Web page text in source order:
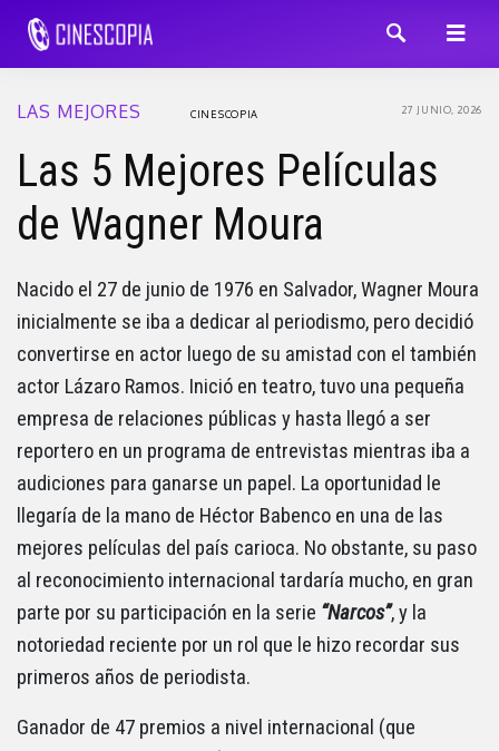
LAS MEJORES 27 JUNIO, 2026
CINESCOPIA
Las 5 Mejores Películas
de Wagner Moura
Nacido el 27 de junio de 1976 en Salvador, Wagner Moura
inicialmente se iba a dedicar al periodismo, pero decidió
convertirse en actor luego de su amistad con el también
actor Lázaro Ramos. Inició en teatro, tuvo una pequeña
empresa de relaciones públicas y hasta llegó a ser
reportero en un programa de entrevistas mientras iba a
audiciones para ganarse un papel. La oportunidad le
llegaría de la mano de Héctor Babenco en una de las
mejores películas del país carioca. No obstante, su paso
al reconocimiento internacional tardaría mucho, en gran
parte por su participación en la serie “Narcos”, y la
notoriedad reciente por un rol que le hizo recordar sus
primeros años de periodista.
Ganador de 47 premios a nivel internacional (que